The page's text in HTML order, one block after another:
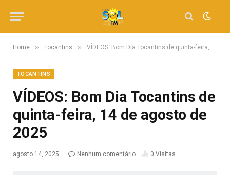
Home » Tocantins » VÍDEOS: Bom Dia Tocantins de quinta-feira, 14 de agosto de 2025
TOCANTINS
VÍDEOS: Bom Dia Tocantins de
quinta-feira, 14 de agosto de
2025
agosto 14, 2025 Nenhum comentário 0 Visitas